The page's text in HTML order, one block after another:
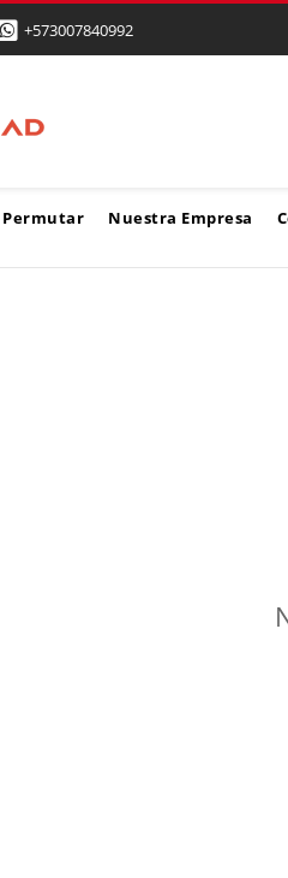
+573007840992
Permutar Nuestra Empresa